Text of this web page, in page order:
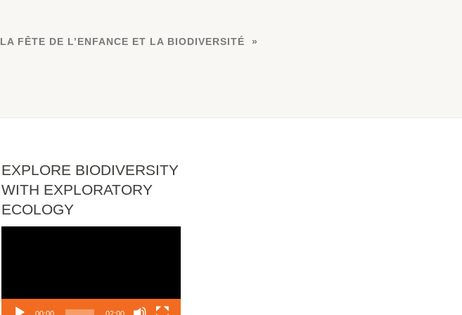
LA FÊTE DE L’ENFANCE ET LA BIODIVERSITÉ
EXPLORE BIODIVERSITY
WITH EXPLORATORY
ECOLOGY